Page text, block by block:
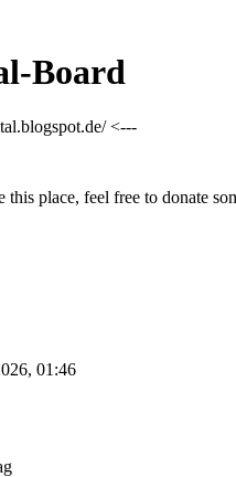
Board
<---
this place, feel free to donate
01:46